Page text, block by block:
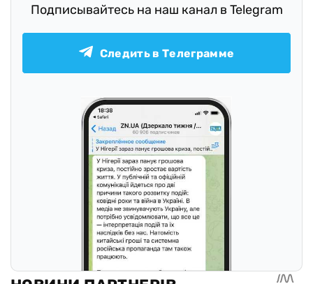
Подписывайтесь на наш канал в Telegram
Следить в Телеграмме